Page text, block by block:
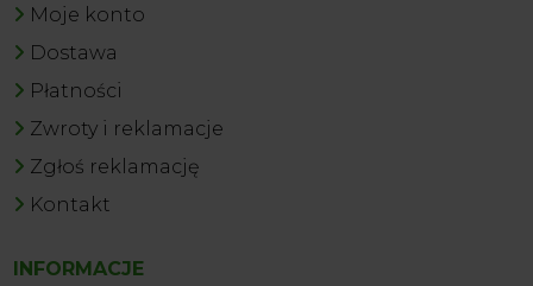
Moje konto
Dostawa
Płatności
Zwroty i reklamacje
Zgłoś reklamację
Kontakt
INFORMACJE